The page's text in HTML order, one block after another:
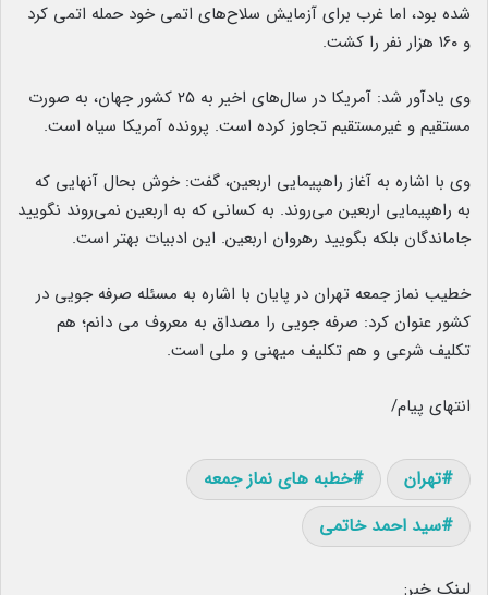
شده بود، اما غرب برای آزمایش سلاح‌های اتمی خود حمله اتمی کرد
و ۱۶۰ هزار نفر را کشت.
وی یادآور شد: آمریکا در سال‌های اخیر به ۲۵ کشور جهان، به صورت
مستقیم و غیرمستقیم تجاوز کرده است. پرونده آمریکا سیاه است.
وی با اشاره به آغاز راهپیمایی اربعین، گفت: خوش بحال آنهایی که
به راهپیمایی اربعین می‌روند. به کسانی که به اربعین نمی‌روند نگویید
جاماندگان بلکه بگویید رهروان اربعین. این ادبیات بهتر است.
خطیب نماز جمعه تهران در پایان با اشاره به مسئله صرفه جویی در
کشور عنوان کرد: صرفه جویی را مصداق به معروف می دانم؛ هم
تکلیف شرعی و هم تکلیف میهنی و ملی است.
انتهای پیام/
تهران
خطبه های نماز جمعه
سید احمد خاتمی
لینک خبر: